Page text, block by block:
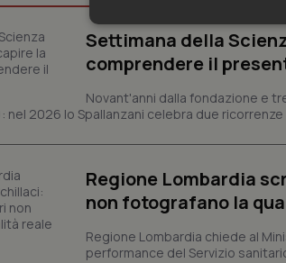
Settimana della
comprendere il
Novant'anni dalla fondazione e
nel 2026 lo Spallanzani celebra due
Regione Lombardia
non fotografano la
Regione Lombardia chiede al
performance del Servizio
Necessari
I cookie necessari
e l'accesso alle aree protette